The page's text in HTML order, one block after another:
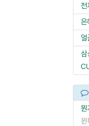
전
은
얼
뭔
윈